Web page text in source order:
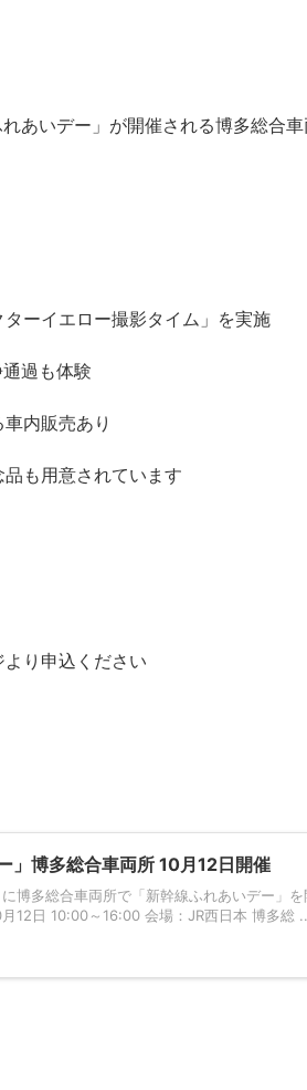
あいデー」が開催される博多総合
ーイエロー撮影タイム」を実施
過も体験
内販売あり
品も用意されています
より申込ください
」博多総合車両所 10月12日開催
博多総合車両所で「新幹線ふれあいデー」を
12日 10:00～16:00 会場：JR西日本 博多総